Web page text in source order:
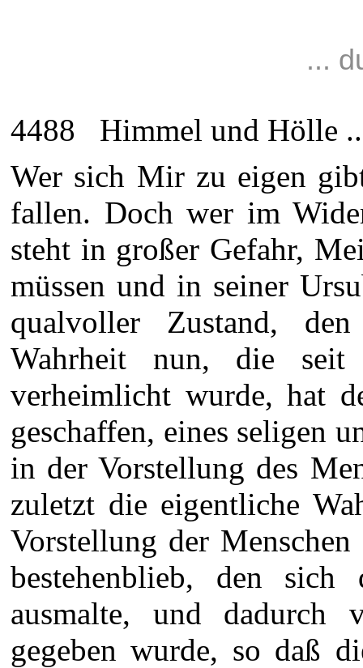
...
4488 Himmel und Hölle
Wer sich Mir zu eigen
fallen. Doch wer im
steht in großer Gefahr,
müssen und in seiner
qualvoller Zustand,
Wahrheit nun, die seit
verheimlicht wurde, hat
geschaffen, eines seligen
in der Vorstellung des
zuletzt die eigentliche
Vorstellung der
bestehenblieb, den
ausmalte, und dadurch
gegeben wurde, so daß